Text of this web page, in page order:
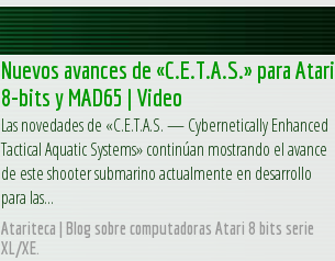
Nuevos avances de «C.E.T.A.S.» para Atari
8-bits y MAD65 | Video
Las novedades de «C.E.T.A.S. — Cybernetically Enhanced
Tactical Aquatic Systems» continúan mostrando el avance
de este shooter submarino actualmente en desarrollo
para las...
Atariteca | Blog sobre computadoras Atari 8 bits serie
XL/XE.